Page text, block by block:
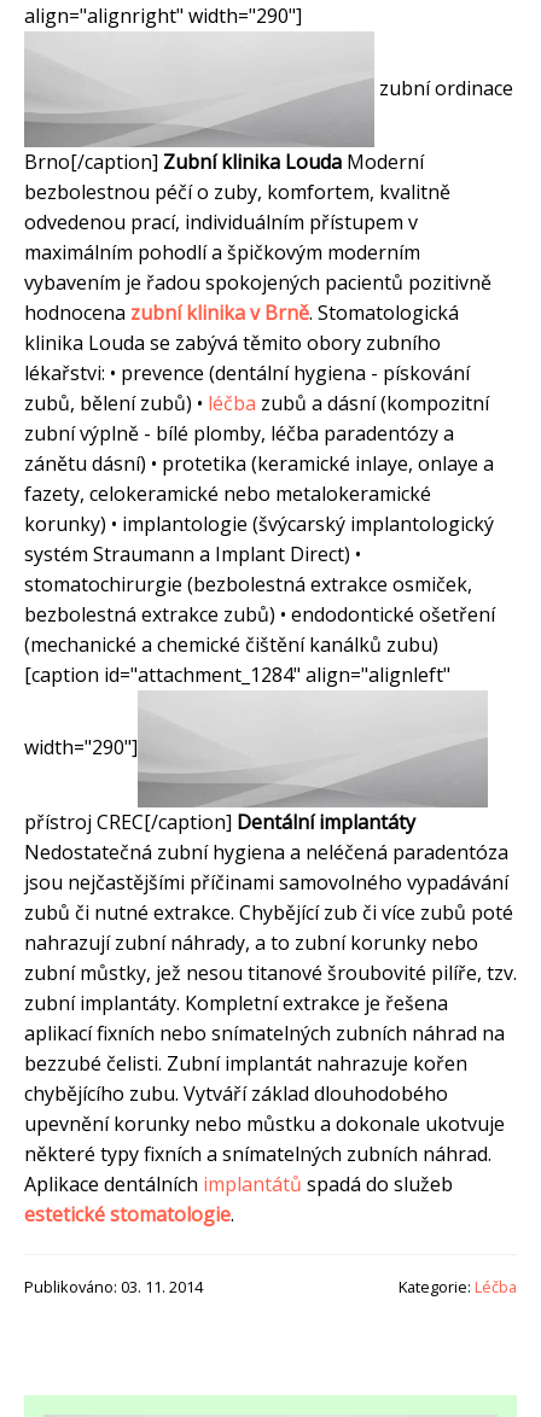
align="alignright" width="290"]
zubní ordinace
Brno[/caption] Zubní klinika Louda Moderní
bezbolestnou péčí o zuby, komfortem, kvalitně
odvedenou prací, individuálním přístupem v
maximálním pohodlí a špičkovým moderním
vybavením je řadou spokojených pacientů pozitivně
hodnocena zubní klinika v Brně. Stomatologická
klinika Louda se zabývá těmito obory zubního
lékařstvi: • prevence (dentální hygiena - pískování
zubů, bělení zubů) • léčba zubů a dásní (kompozitní
zubní výplně - bílé plomby, léčba paradentózy a
zánětu dásní) • protetika (keramické inlaye, onlaye a
fazety, celokeramické nebo metalokeramické
korunky) • implantologie (švýcarský implantologický
systém Straumann a Implant Direct) •
stomatochirurgie (bezbolestná extrakce osmiček,
bezbolestná extrakce zubů) • endodontické ošetření
(mechanické a chemické čištění kanálků zubu)
[caption id="attachment_1284" align="alignleft"
width="290"]
přístroj CREC[/caption] Dentální implantáty
Nedostatečná zubní hygiena a neléčená paradentóza
jsou nejčastějšími příčinami samovolného vypadávání
zubů či nutné extrakce. Chybějící zub či více zubů poté
nahrazují zubní náhrady, a to zubní korunky nebo
zubní můstky, jež nesou titanové šroubovité pilíře, tzv.
zubní implantáty. Kompletní extrakce je řešena
aplikací fixních nebo snímatelných zubních náhrad na
bezzubé čelisti. Zubní implantát nahrazuje kořen
chybějícího zubu. Vytváří základ dlouhodobého
upevnění korunky nebo můstku a dokonale ukotvuje
některé typy fixních a snímatelných zubních náhrad.
Aplikace dentálních implantátů spadá do služeb
estetické stomatologie.
Publikováno: 03. 11. 2014 Kategorie: Léčba